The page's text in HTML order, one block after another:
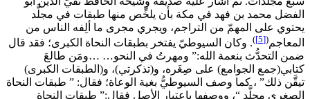
الفضل محمد بن فهد في مكة بأن يلخِّص منها طبقات في مجلَّد
يحتوي على المهمّ من التراجم، ويجري مجرى ما ألِفه الناس من
المعاجم(
[5]
). وكان السيوطيّ يفتخر بطبقات النحاة الكبرى؛ فقد قال
ضمن التحدُّث بنعمة الله:” ومهرتُ في النحو… …ومَن طالعَ
كتابي(جمع الجوامع) على صِغَره، و(تذكرتي)، و(الطبقات الكبرى)
تيقَّن ذلك” ، كما وصف السيوطيُّ بغية الوعاة؛ فقال: ” طبقات النحاة
الصغرى مجلَّد “، ووصفها باعتبار الأصل فقال:” طبقات النحاة